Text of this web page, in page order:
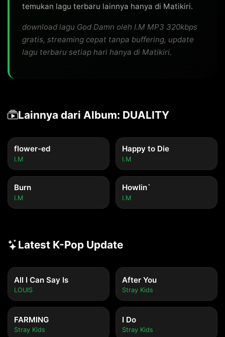
temukan lagu terbaru lainnya hanya di Matikiri.
download lagu God Damn oleh I.M MP3 320kbps
gratis, streaming cepat tanpa buffering, update
lagu terbaru setiap hari hanya di Matikiri.
Lainnya dari Album: DUALITY
flower-ed
I.M
Happy to Die
I.M
Burn
I.M
Howlin`
I.M
Latest K-Pop Update
All I Can Say Is
LOUIS
After You
Stray Kids
FARMING
Stray Kids
I Do
Stray Kids